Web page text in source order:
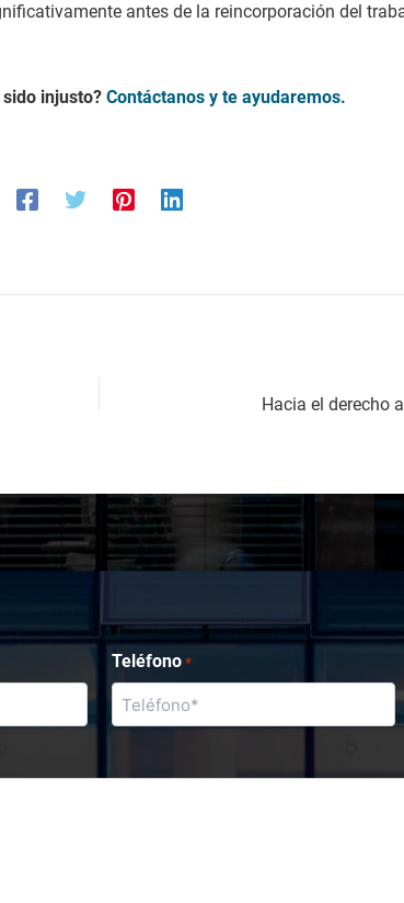
antes de la reincorporación del
injusto? Contáctanos y te ayudaremos.
Teléfono *